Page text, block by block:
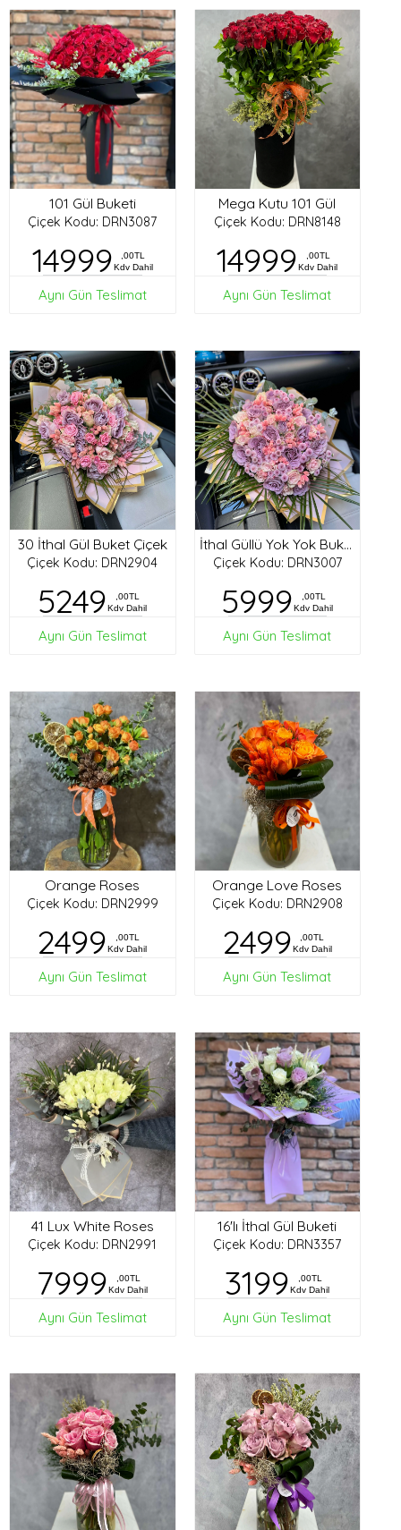
101 Gül Buketi
Çiçek Kodu: DRN3087
14999
,00TL
Kdv Dahil
Aynı Gün Teslimat
Mega Kutu 101 Gül
Çiçek Kodu: DRN8148
14999
,00TL
Kdv Dahil
Aynı Gün Teslimat
30 İthal Gül Buket Çiçek
Çiçek Kodu: DRN2904
5249
,00TL
Kdv Dahil
Aynı Gün Teslimat
İthal Güllü Yok Yok Buket
Çiçek Kodu: DRN3007
5999
,00TL
Kdv Dahil
Aynı Gün Teslimat
Orange Roses
Çiçek Kodu: DRN2999
2499
,00TL
Kdv Dahil
Aynı Gün Teslimat
Orange Love Roses
Çiçek Kodu: DRN2908
2499
,00TL
Kdv Dahil
Aynı Gün Teslimat
41 Lux White Roses
Çiçek Kodu: DRN2991
7999
,00TL
Kdv Dahil
Aynı Gün Teslimat
16'lı İthal Gül Buketi
Çiçek Kodu: DRN3357
3199
,00TL
Kdv Dahil
Aynı Gün Teslimat